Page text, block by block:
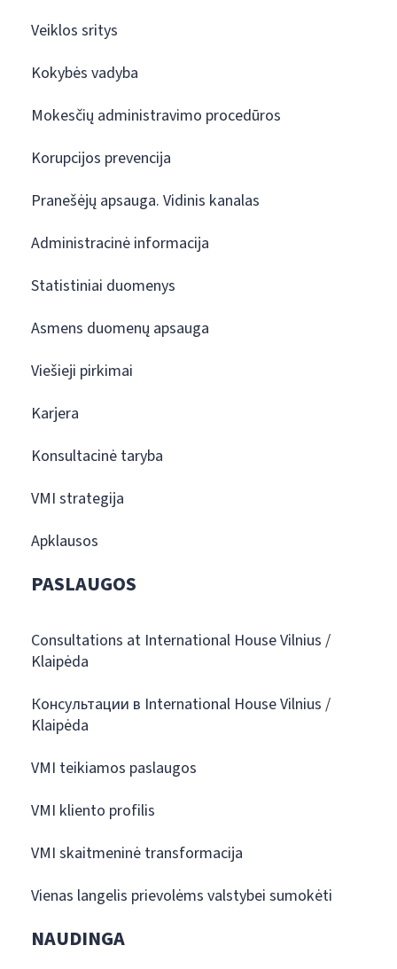
Veiklos sritys
Kokybės vadyba
Mokesčių administravimo procedūros
Korupcijos prevencija
Pranešėjų apsauga. Vidinis kanalas
Administracinė informacija
Statistiniai duomenys
Asmens duomenų apsauga
Viešieji pirkimai
Karjera
Konsultacinė taryba
VMI strategija
Apklausos
PASLAUGOS
Consultations at International House Vilnius /
Klaipėda
Консультации в International House Vilnius /
Klaipėda
VMI teikiamos paslaugos
VMI kliento profilis
VMI skaitmeninė transformacija
Vienas langelis prievolėms valstybei sumokėti
NAUDINGA